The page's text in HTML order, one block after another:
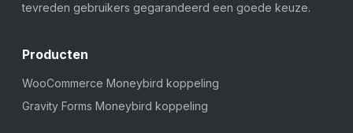
tevreden gebruikers gegarandeerd een goede keuze.
Producten
WooCommerce Moneybird koppeling
Gravity Forms Moneybird koppeling